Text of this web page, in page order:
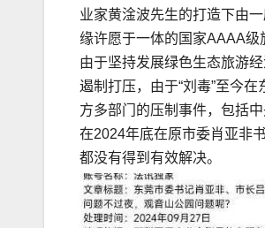
业家黄淦波先生的打造下由
缘许愿于一体的国家AAAA
由于坚持发展绿色生态旅游
遏制打压，由于“刘毒”至今
方多部门的压制事件，包括
在2024年底在原市委肖亚非
都没有得到有效解决。